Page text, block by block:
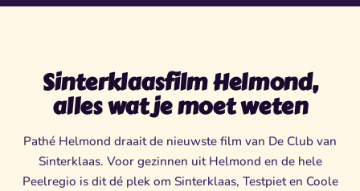
Sinterklaasfilm Helmond,
alles wat je moet weten
Pathé Helmond draait de nieuwste film van De Club van
Sinterklaas. Voor gezinnen uit Helmond en de hele
Peelregio is dit dé plek om Sinterklaas, Testpiet en Coole